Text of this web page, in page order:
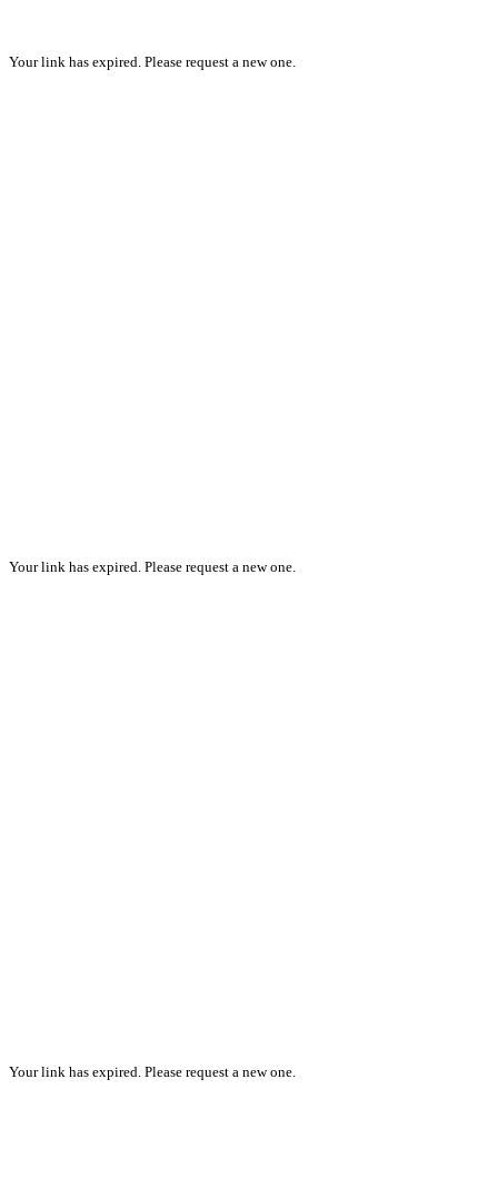
Your link has expired. Please request a new one.
Your link has expired. Please request a new one.
Your link has expired. Please request a new one.